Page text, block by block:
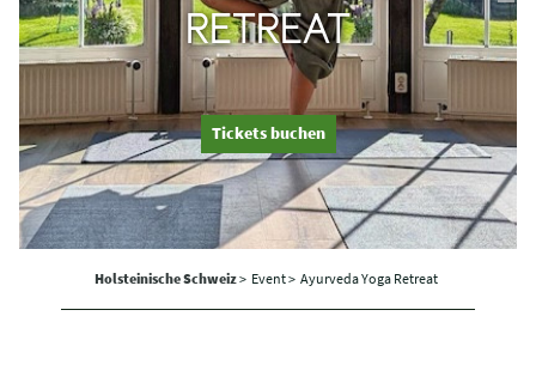
RETREAT
Tickets buchen
Holsteinische Schweiz> Event > Ayurveda Yoga Retreat